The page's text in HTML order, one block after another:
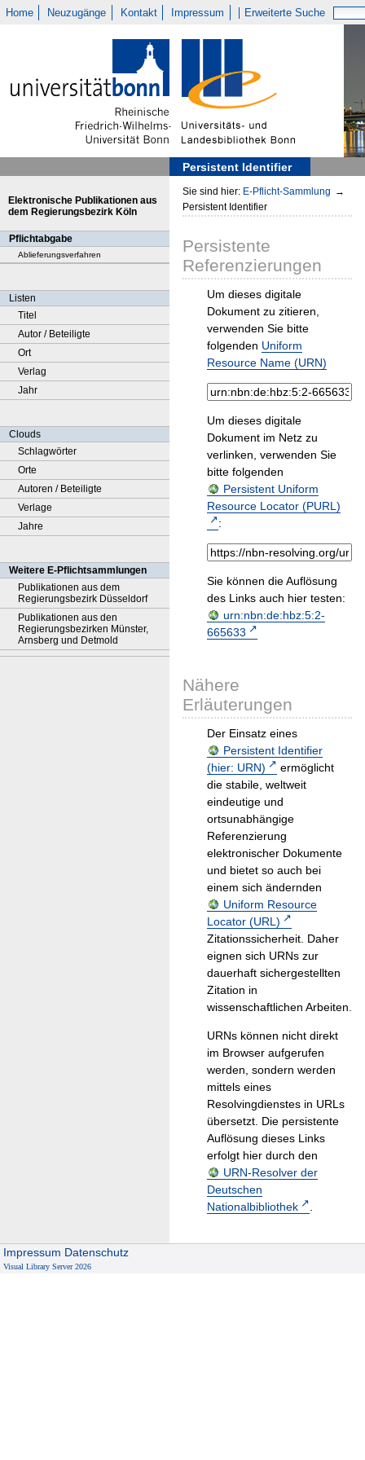
Home Neuzugänge Kontakt Impressum Erweiterte Suche
Persistent Identifier
Elektronische Publikationen aus
dem Regierungsbezirk Köln
Pflichtabgabe
Ablieferungsverfahren
Listen
Titel
Autor / Beteiligte
Ort
Verlag
Jahr
Clouds
Schlagwörter
Orte
Autoren / Beteiligte
Verlage
Jahre
Weitere E-Pflichtsammlungen
Publikationen aus dem
Regierungsbezirk Düsseldorf
Publikationen aus den
Regierungsbezirken Münster,
Arnsberg und Detmold
Sie sind hier: E-Pflicht-Sammlung →
Persistent Identifier
Persistente
Referenzierungen
Um dieses digitale
Dokument zu zitieren,
verwenden Sie bitte
folgenden Uniform
Resource Name (URN)
Um dieses digitale
Dokument im Netz zu
verlinken, verwenden Sie
bitte folgenden
Persistent Uniform
Resource Locator (PURL)
:
Sie können die Auflösung
des Links auch hier testen:
urn:nbn:de:hbz:5:2-
665633
Nähere
Erläuterungen
Der Einsatz eines
Persistent Identifier
(hier: URN)
ermöglicht
die stabile, weltweit
eindeutige und
ortsunabhängige
Referenzierung
elektronischer Dokumente
und bietet so auch bei
einem sich ändernden
Uniform Resource
Locator (URL)
Zitationssicherheit. Daher
eignen sich URNs zur
dauerhaft sichergestellten
Zitation in
wissenschaftlichen Arbeiten.
URNs können nicht direkt
im Browser aufgerufen
werden, sondern werden
mittels eines
Resolvingdienstes in URLs
übersetzt. Die persistente
Auflösung dieses Links
erfolgt hier durch den
URN-Resolver der
Deutschen
Nationalbibliothek
.
Impressum Datenschutz
Visual Library Server 2026